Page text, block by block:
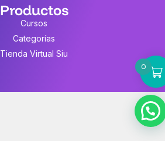
Productos
Cursos
Categorías
Tienda Virtual Siu
0